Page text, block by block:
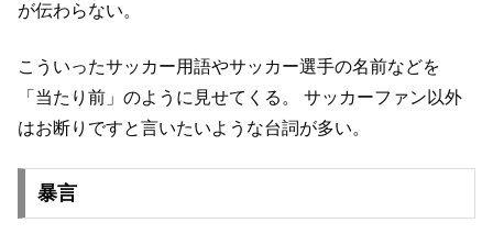
が伝わらない。
こういったサッカー用語やサッカー選手の名前などを
「当たり前」のように見せてくる。
サッカーファン以外
はお断りですと言いたいような台詞が多い。
暴言